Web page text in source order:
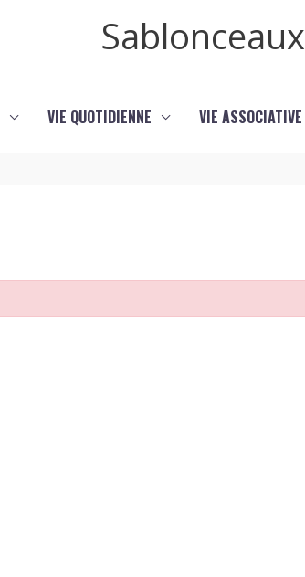
Sablonceaux
VIE QUOTIDIENNE VIE ASSOCIATIVE